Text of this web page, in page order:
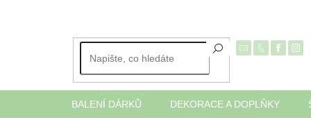
BALENÍ DÁRKŮ DEKORACE A DOPLŇKY